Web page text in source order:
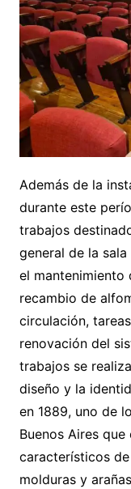
Además de la
durante este
trabajos
general de la
el mantenimiento
recambio de
circulación,
renovación del
trabajos se
diseño y la
en 1889, uno de
Buenos Aires
característicos
molduras y